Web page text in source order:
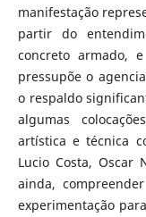
manifestação
partir do
concreto armado,
pressupõe o
o respaldo
algumas
artística e técnica
Lucio Costa, Oscar
ainda,
experimentação